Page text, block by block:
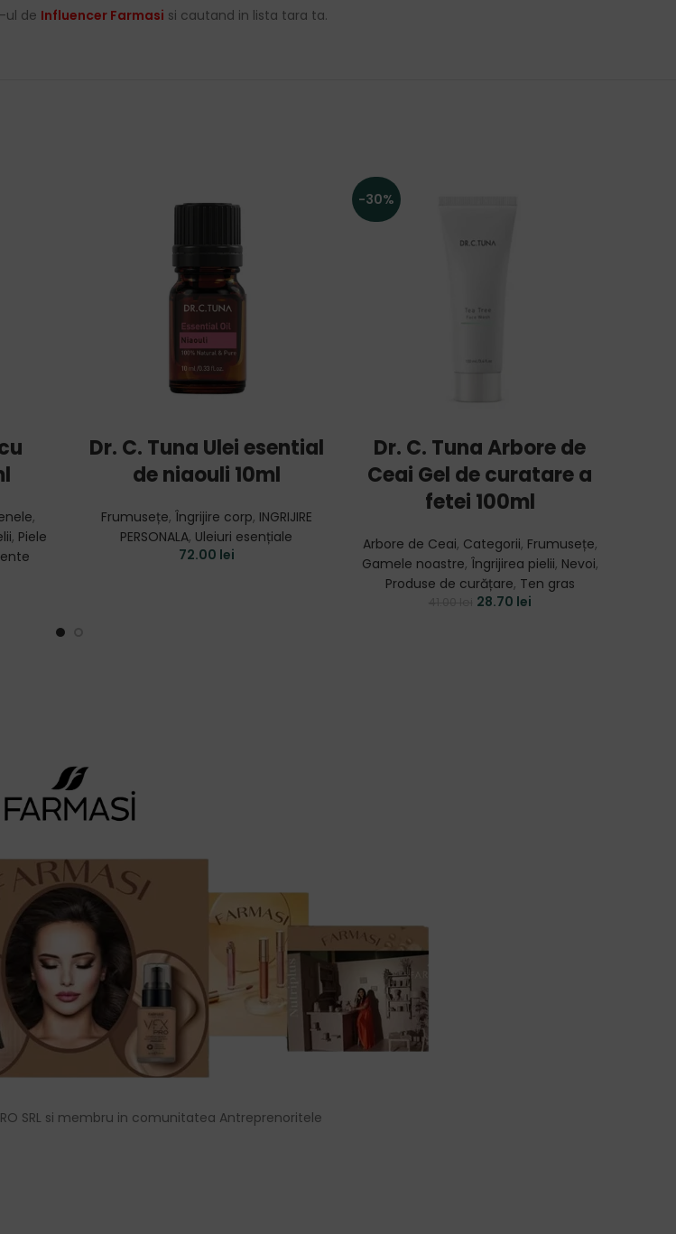
ul de Influencer Farmasi si cautand in lista tara ta.
,
, Piele
ADD TO CART
Dr. C. Tuna Ulei esential
de niaouli 10ml
Frumusețe, Îngrijire corp, INGRIJIRE
PERSONALA, Uleiuri esențiale
72.00 lei
-30%
Dr. C. Tuna Arbore de
Ceai Gel de curatare a
fetei 100ml
Arbore de Ceai, Categorii, Frumusețe,
Gamele noastre, Îngrijirea pielii, Nevoi,
Produse de curățare, Ten gras
28.70 lei
SRL si membru in comunitatea Antreprenoritele